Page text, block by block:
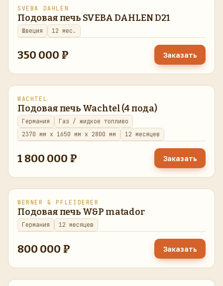
восстановлено
SVEBA DAHLEN
Подовая печь SVEBA DAHLEN D21
Швеция 12 мес.
350 000 ₽ Заказать
восстановлено
WACHTEL
Подовая печь Wachtel (4 пода)
Германия
Газ / жидкое топливо
2370 мм x 1650 мм x 2800 мм
12 месяцев
1 800 000 ₽ Заказать
восстановлено в наличии
WERNER & PFLEIDERER
Подовая печь W&P matador
Германия 12 месяцев
800 000 ₽ Заказать